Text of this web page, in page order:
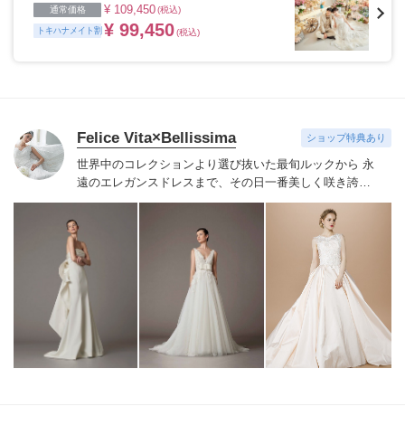
通常価格 ¥ 109,450(税込)
トキハナメイト割 ¥ 99,450(税込)
Felice Vita×Bellissima ショップ特典あり
世界中のコレクションより選び抜いた最旬ルックから 永
遠のエレガンスドレスまで、その日一番美しく咲き誇る
花嫁にふさわしいドレスをご紹介いたします。Felice
Vita×Bellissimaならではのこだわりのセレクトで、本物
志向の花嫁が納得するドレスをお届けし、手の届く贅沢
=ワンランク上の花嫁を演出致します。